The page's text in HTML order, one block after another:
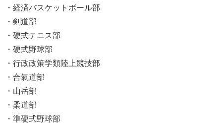
・経済バスケットボール部
・剣道部
・硬式テニス部
・硬式野球部
・行政政策学類陸上競技部
・合氣道部
・山岳部
・柔道部
・準硬式野球部